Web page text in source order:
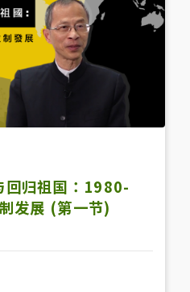
回归祖国：1980-
发展 (第一节)